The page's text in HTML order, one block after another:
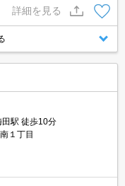
具家電付物件です★
詳細を見る
駅 徒歩10分
１丁目